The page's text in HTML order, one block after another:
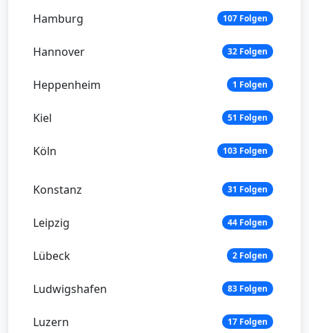
Hamburg 107 Folgen
Hannover 32 Folgen
Heppenheim 1 Folgen
Kiel 51 Folgen
Köln 103 Folgen
Konstanz 31 Folgen
Leipzig 44 Folgen
Lübeck 2 Folgen
Ludwigshafen 83 Folgen
Luzern 17 Folgen